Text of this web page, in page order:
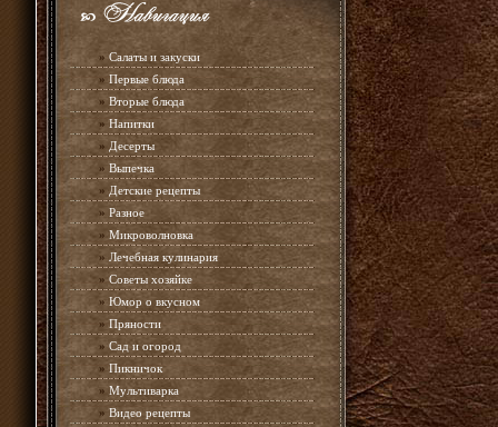
» Салаты и закуски
» Первые блюда
» Вторые блюда
» Напитки
»Десерты
» Выпечка
» Детские рецепты
» Разное
» Микроволновка
» Лечебная кулинария
» Советы хозяйке
» Юмор о вкусном
» Пряности
» Сад и огород
» Пикничок
» Мультиварка
» Видео рецепты